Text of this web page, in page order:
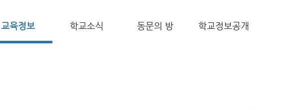
교육정보 학교소식 동문의 방 학교정보공개